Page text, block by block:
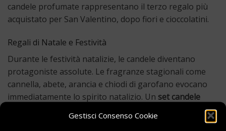
Gestisci Consenso Cookie
candele profumate rappresentano il terzo regalo più
acquistato per San Valentino, dopo fiori e cioccolatini.
Regali di Natale e Festività
Durante le festività natalizie, le candele diventano
protagoniste assolute. Le fragranze stagionali come
cannella, abete, arancia e chiodi di garofano evocano
immediatamente lo spirito natalizio. Un set candele
a tema festivo è un classico intramontabile
che riscalda il cuore quanto la casa.